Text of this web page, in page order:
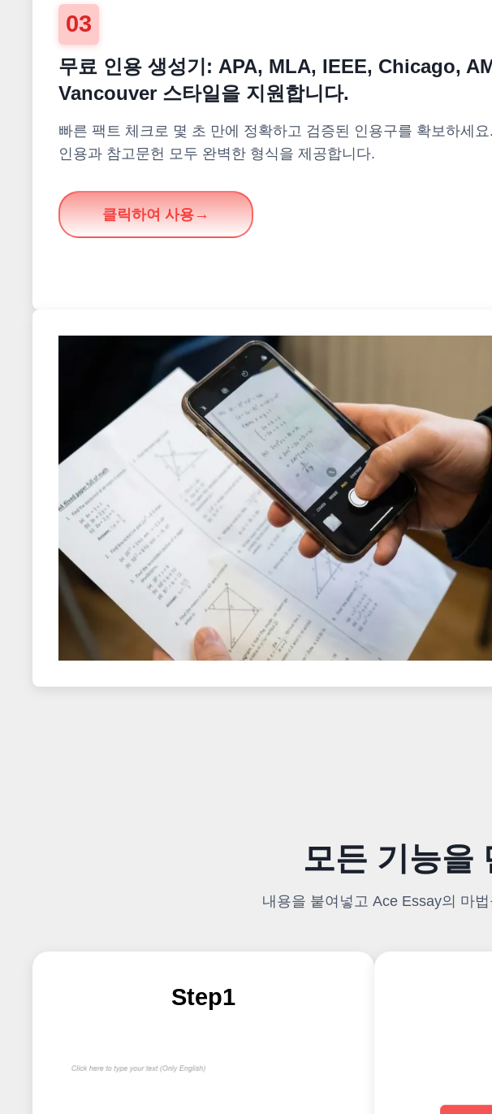
03
무료 인용 생성기: APA, MLA, IEEE, Chicago,
Vancouver 스타일을 지원합니다.
빠른 팩트 체크로 몇 초 만에 정확하고 검증된 인용구를 확보하세
인용과 참고문헌 모두 완벽한 형식을 제공합니다.
클릭하여 사용
모든 기능을
내용을 붙여넣고 Ace Essay의 마
Step1